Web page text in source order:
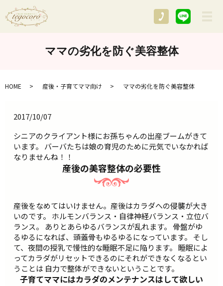
ママの劣化を防ぐ美容整体
HOME 産後・子育てママ向け ママの劣化を防ぐ美容整体
2017/10/07
シニアのクライアント様にお孫ちゃんの出産ブームがきて
います。 バーバたちは娘の育児のために元気でいなかれば
なりませんね！！
産後の美容整体の必要性
産後をなめてはいけません。産後はカラダへの侵襲が大き
いのです。 ホルモンバランス・自律神経バランス・立位バ
ランス。 ありとあらゆるバランスが乱れます。 骨盤がゆ
るゆるになれば、頭蓋骨もゆるゆるになっています。 そし
て、夜間の授乳で慢性的な睡眠不足に陥ります。 睡眠によ
ってカラダがリセットできるのにそれができなくなるとい
うことは 自力で整体ができないということです。
子育てママにはカラダのメンテナンスはして欲しい